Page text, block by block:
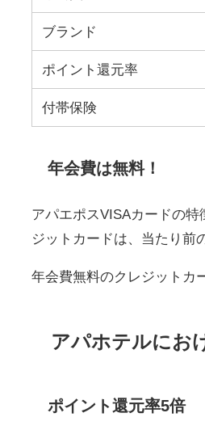
ブランド
ポイント還元率
付帯保険
年会費は無料！
アパエポスVISAカードの
ジットカードは、当たり前
年会費無料のクレジットカ
アパホテルにお
ポイント還元率5倍